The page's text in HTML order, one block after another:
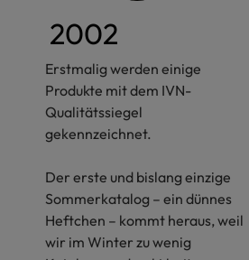
2002
Erstmalig werden einige
Produkte mit dem IVN-
Qualitätssiegel
gekennzeichnet.
Der erste und bislang einzige
Sommerkatalog – ein dünnes
Heftchen – kommt heraus, weil
wir im Winter zu wenig